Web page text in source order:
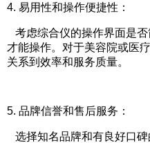
4. 易用性和操作便捷性：
考虑综合仪的操作界面是
才能操作。对于美容院或医
关系到效率和服务质量。
5. 品牌信誉和售后服务：
选择知名品牌和有良好口